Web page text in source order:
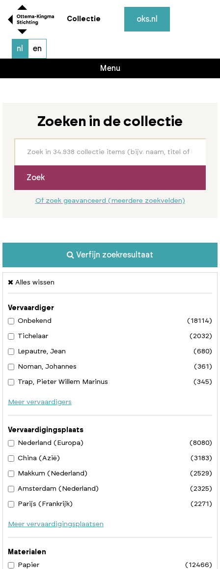
Collectie oks.nl
nl en
Menu
Zoeken in de collectie
Zoek
Of zoek geavanceerd (meerdere zoekvelden)
Verfijn zoekresultaat
Alles wissen
Vervaardiger
Onbekend
(18114)
Tichelaar (2032)
Lepautre, Jean (680)
Noman, Johannes (361)
Trap, Pieter Willem Marinus (345)
Meer vervaardigers
Vervaardigingsplaats
Nederland (Europa)
(8080)
China (Azië) (3183)
Makkum (Nederland) (2529)
Amsterdam (Nederland) (2325)
Parijs (Frankrijk) (2271)
Meer vervaardigingsplaatsen
Materialen
Papier
(12466)